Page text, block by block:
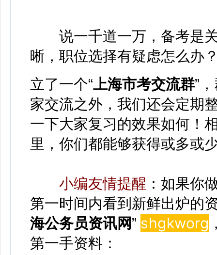
说一千道一万，备考是关
晰，职位选择有疑虑怎么办
立了一个“上海市考交流群”
家交流之外，我们还会定期
一下大家复习的效果如何！
里，你们都能够获得或多或
小编友情提醒 ：如果你
第一时间内看到新鲜出炉的
海公务员资讯网” shgkworg
第一手资料：